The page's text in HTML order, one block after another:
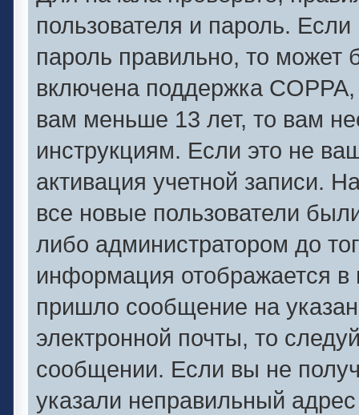
пользователя и пароль.
пароль правильно, то может
включена поддержка
вам меньше 13 лет, то вам
инструкциям. Если это не
активация учетной записи.
все новые пользователи
либо администратором до
информация отображается в
пришло сообщение на
электронной почты, то
сообщении. Если вы не
указали неправильный